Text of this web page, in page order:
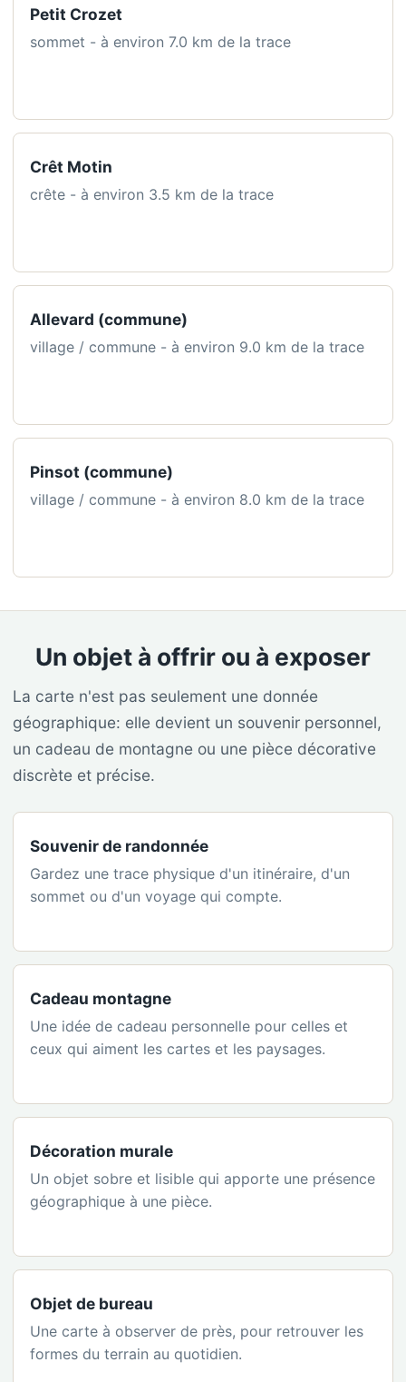
Petit Crozet
sommet - à environ 7.0 km de la trace
Crêt Motin
crête - à environ 3.5 km de la trace
Allevard (commune)
village / commune - à environ 9.0 km de la trace
Pinsot (commune)
village / commune - à environ 8.0 km de la trace
Un objet à offrir ou à exposer
La carte n'est pas seulement une donnée
géographique: elle devient un souvenir personnel,
un cadeau de montagne ou une pièce décorative
discrète et précise.
Souvenir de randonnée
Gardez une trace physique d'un itinéraire, d'un
sommet ou d'un voyage qui compte.
Cadeau montagne
Une idée de cadeau personnelle pour celles et
ceux qui aiment les cartes et les paysages.
Décoration murale
Un objet sobre et lisible qui apporte une présence
géographique à une pièce.
Objet de bureau
Une carte à observer de près, pour retrouver les
formes du terrain au quotidien.